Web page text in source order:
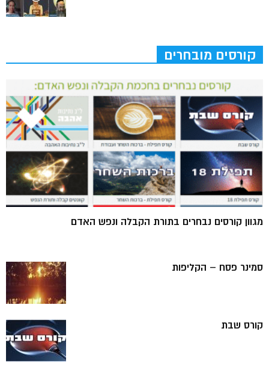
קורסים מובחרים
מגוון קורסים נבחרים בתורת הקבלה ונפש האדם
סמינר פסח – הקליפות
קורס שבת